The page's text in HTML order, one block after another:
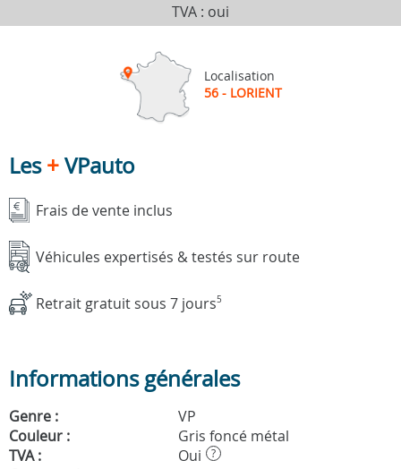
TVA : oui
Localisation
56 - LORIENT
Les+VPauto
Frais de vente inclus
Véhicules expertisés & testés sur route
Retrait gratuit sous 7 jours5
Informations générales
Genre :
VP
Couleur :
Gris foncé métal
TVA :
Oui ?